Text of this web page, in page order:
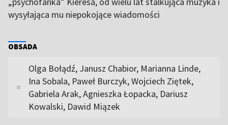
wysyłająca mu niepokojące wiadomości
OBSADA
Olga Bołądź, Janusz Chabior, Marianna Linde,
Ina Sobala, Paweł Burczyk, Wojciech Ziętek,
Gabriela Arak, Agnieszka Łopacka, Dariusz
Kowalski, Dawid Miązek